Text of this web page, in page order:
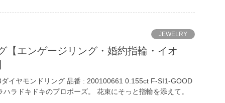
JEWELRY
【エンゲージリング・婚約指輪・イオ
イヤモンドリング 品番 : 200100661 0.155ct F-SI1-GOOD
ラドキドキのプロポーズ。 花束にそっと指輪を添えて。